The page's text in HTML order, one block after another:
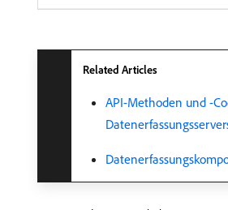
Related Articles
API-Methoden und -